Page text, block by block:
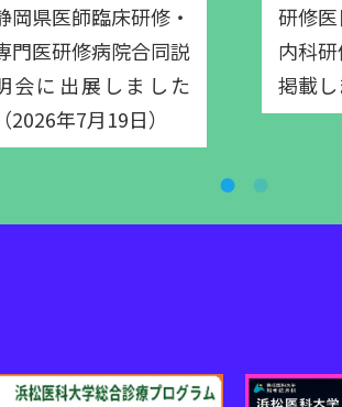
岡県医師臨床研修・
門医研修病院合同説
会に出展しました
（2026年7月19日）
研修
内科
掲載